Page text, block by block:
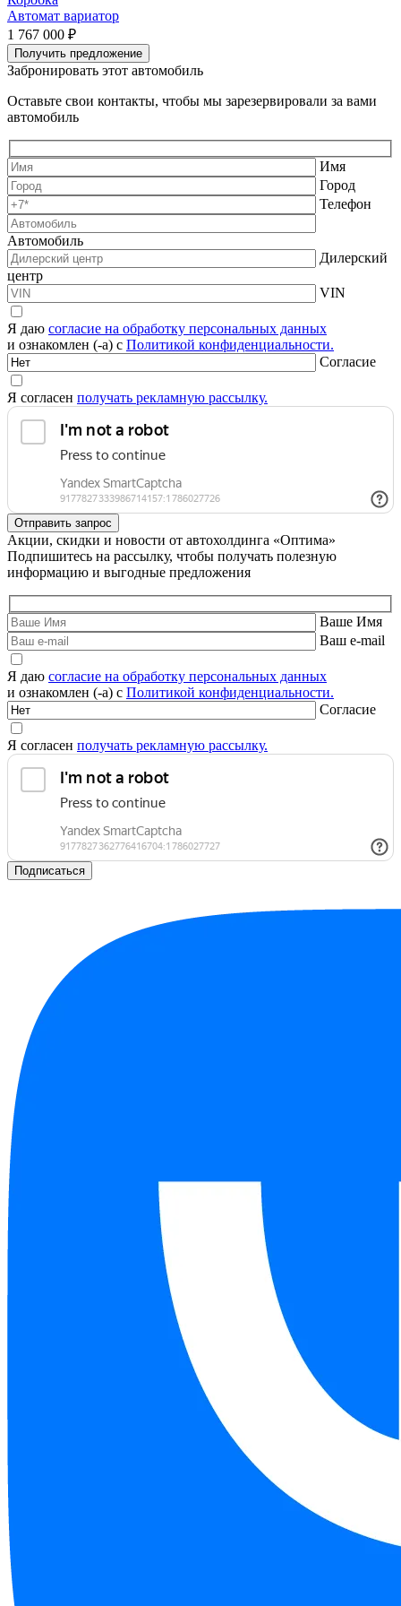
Автомат вариатор
1 767 000 ₽
Получить предложение
Забронировать этот автомобиль
Оставьте свои контакты, чтобы мы зарезервировали за вами
автомобиль
Имя
Город
Телефон
Автомобиль
Дилерский
центр
VIN
Я даю согласие на обработку персональных данных
и ознакомлен (-а) с Политикой конфиденциальности.
Согласие
Я согласен получать рекламную рассылку.
Акции, скидки и новости от автохолдинга «Оптима»
Подпишитесь на рассылку, чтобы получать полезную
информацию и выгодные предложения
Ваше Имя
Ваш e-mail
Я даю согласие на обработку персональных данных
и ознакомлен (-а) с Политикой конфиденциальности.
Согласие
Я согласен получать рекламную рассылку.